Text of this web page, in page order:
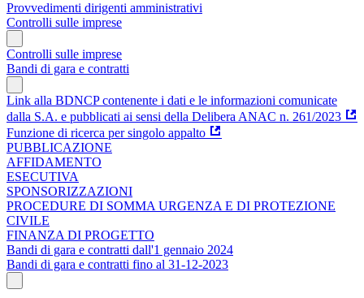
Provvedimenti dirigenti amministrativi
Controlli sulle imprese
Controlli sulle imprese
Bandi di gara e contratti
Link alla BDNCP contenente i dati e le informazioni comunicate
dalla S.A. e pubblicati ai sensi della Delibera ANAC n. 261/2023
Funzione di ricerca per singolo appalto
PUBBLICAZIONE
AFFIDAMENTO
ESECUTIVA
SPONSORIZZAZIONI
PROCEDURE DI SOMMA URGENZA E DI PROTEZIONE
CIVILE
FINANZA DI PROGETTO
Bandi di gara e contratti dall'1 gennaio 2024
Bandi di gara e contratti fino al 31-12-2023